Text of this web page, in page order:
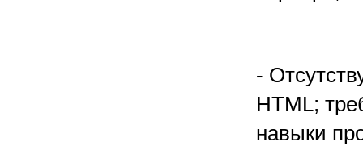
-
HTML;
навыки